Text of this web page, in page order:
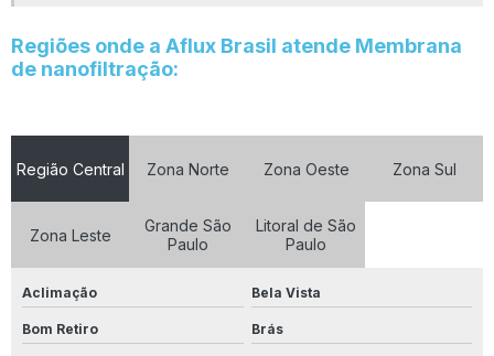
Osmose reversa membrana
Refil cartucho carvão ativado
Refil carvão ativado
Refil de polipropileno
Refil filtro carvão ativado
Refil filtro polipropileno liso
Regiões onde a Aflux Brasil atende Membrana
de nanofiltração:
Região Central Zona Norte Zona Oeste Zona Sul
Zona Leste
Grande São
Paulo
Litoral de São
Paulo
Aclimação Bela Vista
Bom Retiro Brás